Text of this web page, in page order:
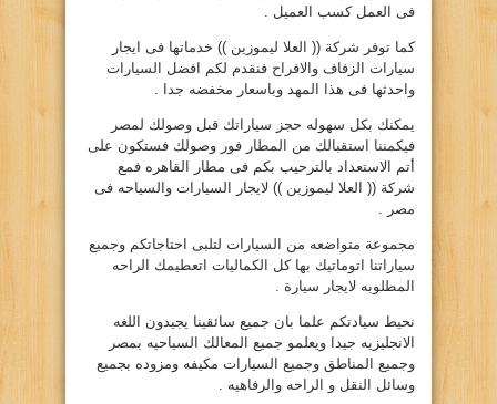
فى العمل كسب العميل .
كما توفر شركة (( العلا ليموزين )) خدماتها فى ايجار
سيارات الزفاف والافراح فنقدم لكم افضل السيارات
واحدثها فى هذا المهد وباسعار مخفضه جدا .
يمكنك بكل سهوله حجز سياراتك قبل وصولك لمصر
فيكمننا استقبالك من المطار فور وصولك فستكون على
أتم الاستعداد بالترحيب بكم فى مطار القاهره فمع
شركة (( العلا ليموزين )) لايجار السيارات والسياحه فى
مصر .
مجموعة متواضعه من السيارات لتلبى احتاجاتكم وجميع
سياراتنا اتوماتيك بها كل الكماليات اتعطيمك الراحه
المطلوبه لايجار سيارة .
نحيط سيادتكم علما بان جميع سائقينا يجيدون اللغه
الانجليزيه جيدا ويعلمو جميع المعالك السياحيه بمصر
وجميع المناطق وجميع السيارات مكيفه ومزوده بجميع
وسائل النقل و الراحه والرفاهيه .